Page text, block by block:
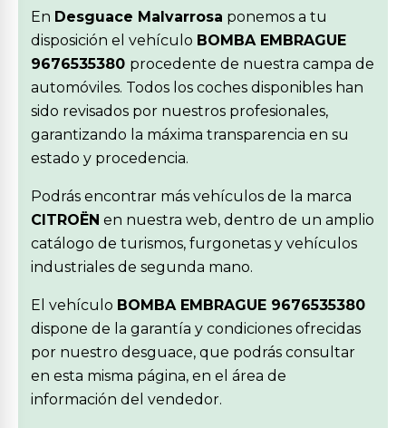
En Desguace Malvarrosa ponemos a tu
disposición el vehículo BOMBA EMBRAGUE
9676535380 procedente de nuestra campa de
automóviles. Todos los coches disponibles han
sido revisados por nuestros profesionales,
garantizando la máxima transparencia en su
estado y procedencia.
Podrás encontrar más vehículos de la marca
CITROËN en nuestra web, dentro de un amplio
catálogo de turismos, furgonetas y vehículos
industriales de segunda mano.
El vehículo BOMBA EMBRAGUE 9676535380
dispone de la garantía y condiciones ofrecidas
por nuestro desguace, que podrás consultar
en esta misma página, en el área de
información del vendedor.